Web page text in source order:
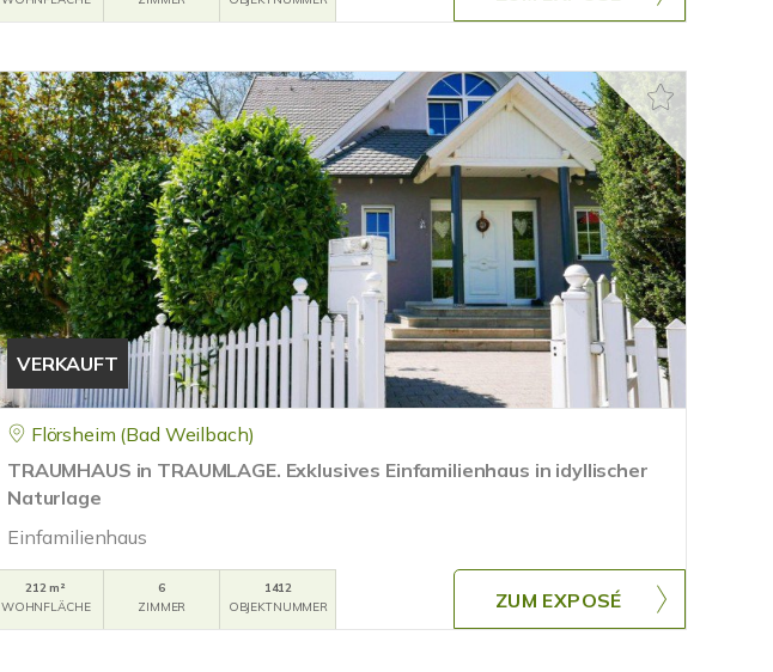
VERKAUFT
Flörsheim (Bad Weilbach)
TRAUMHAUS in TRAUMLAGE. Exklusives Einfamilienhaus in idyllischer
Naturlage
Einfamilienhaus
212 m²
WOHNFLÄCHE
6
ZIMMER
1412
OBJEKTNUMMER
ZUM EXPOSÉ